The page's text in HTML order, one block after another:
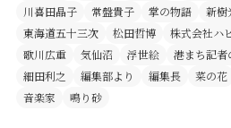
川喜田晶子
常盤貴子 掌の物語 新樹
東海道五十三次
松田哲博 株式会社ハ
歌川広重
気仙沼 浮世絵 港まち記者
細田利之
編集部より 編集長 菜の花
音楽家
鳴り砂